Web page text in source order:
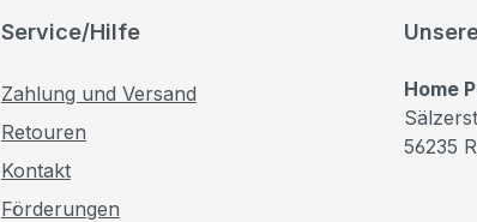
Service/Hilfe
Zahlung und Versand
Retouren
Kontakt
Förderungen
Home
56235